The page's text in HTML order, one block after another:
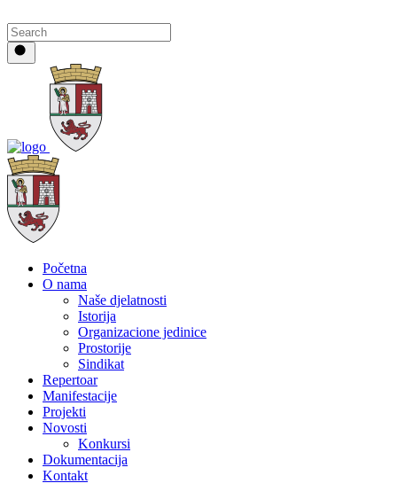
Početna
O nama
Naše djelatnosti
Istorija
Organizacione jedinice
Prostorije
Sindikat
Repertoar
Manifestacije
Projekti
Novosti
Konkursi
Dokumentacija
Kontakt